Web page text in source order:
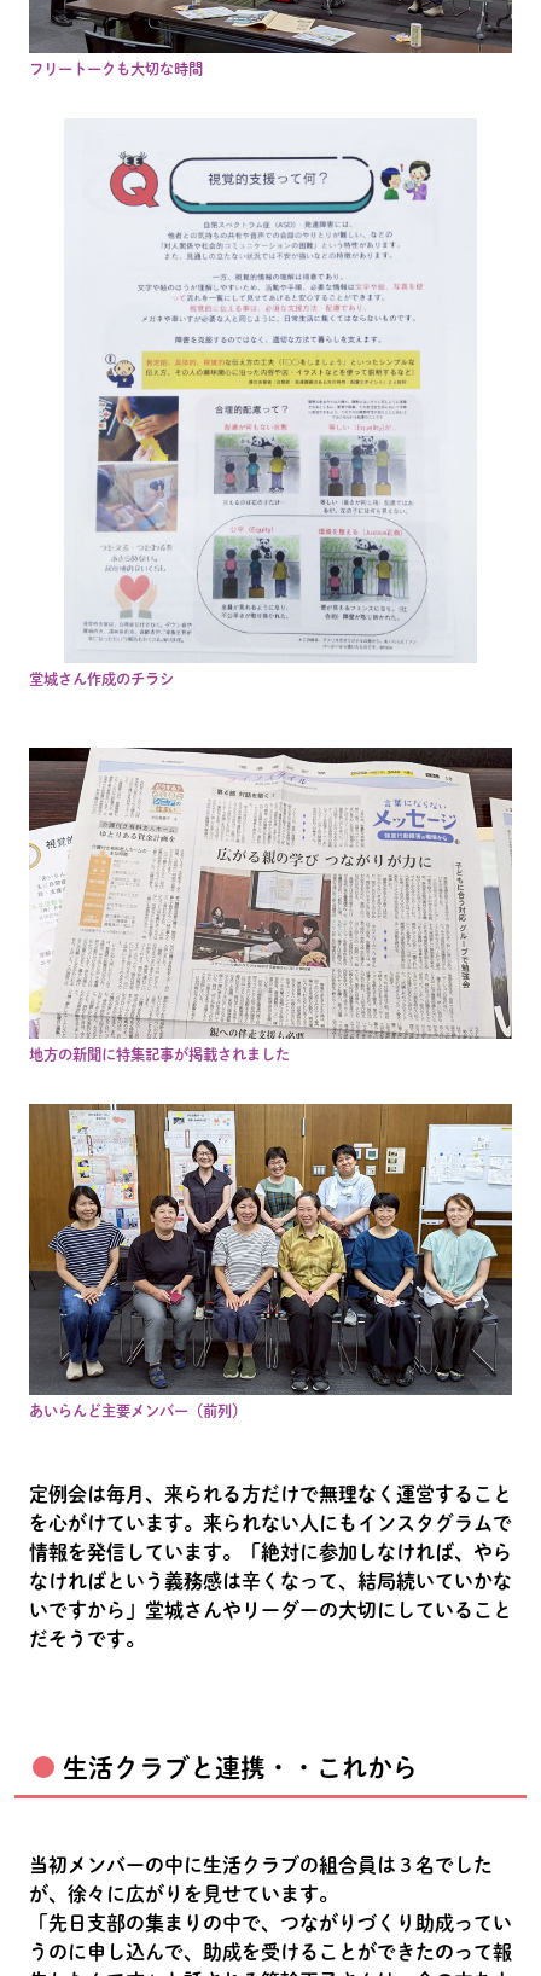
フリートークも大切な時間
堂城さん作成のチラシ
地方の新聞に特集記事が掲載されました
あいらんど主要メンバー（前列）
定例会は毎月、来られる方だけで無理なく運営すること
を心がけています。来られない人にもインスタグラムで
情報を発信しています。「絶対に参加しなければ、やら
なければという義務感は辛くなって、結局続いていかな
いですから」堂城さんやリーダーの大切にしていること
だそうです。
生活クラブと連携・・これから
当初メンバーの中に生活クラブの組合員は３名でした
が、徐々に広がりを見せています。
「先日支部の集まりの中で、つながりづくり助成ってい
うのに申し込んで、助成を受けることができたのって報